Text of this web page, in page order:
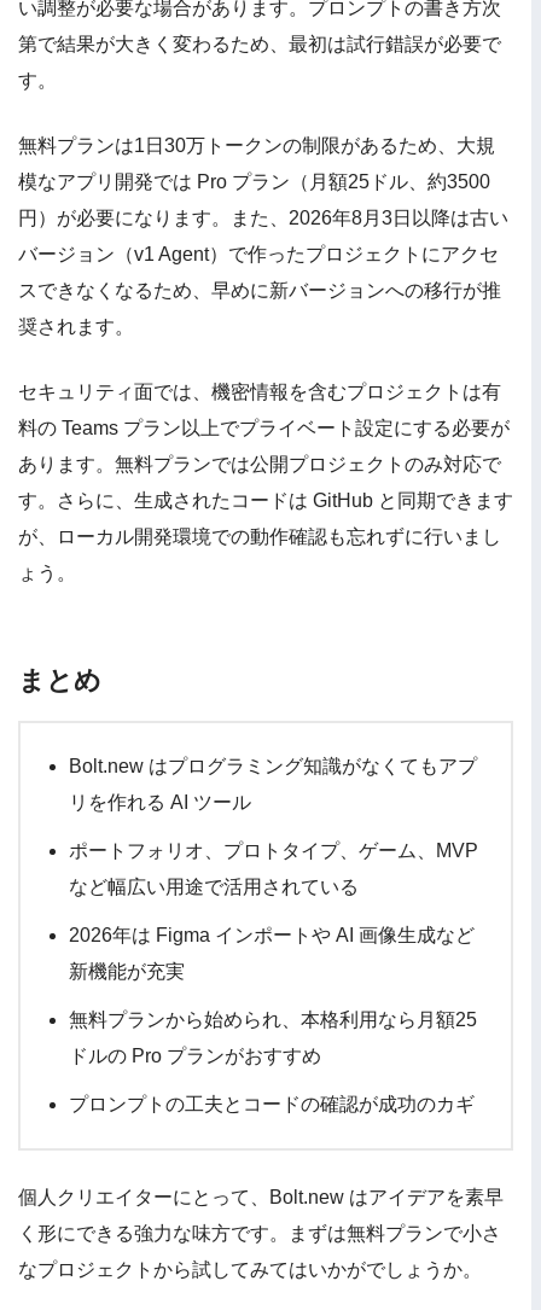
い調整が必要な場合があります。プロンプトの書き方次
第で結果が大きく変わるため、最初は試行錯誤が必要で
す。
無料プランは1日30万トークンの制限があるため、大規
模なアプリ開発では Pro プラン（月額25ドル、約3500
円）が必要になります。また、2026年8月3日以降は古い
バージョン（v1 Agent）で作ったプロジェクトにアクセ
スできなくなるため、早めに新バージョンへの移行が推
奨されます。
セキュリティ面では、機密情報を含むプロジェクトは有
料の Teams プラン以上でプライベート設定にする必要が
あります。無料プランでは公開プロジェクトのみ対応で
す。さらに、生成されたコードは GitHub と同期できます
が、ローカル開発環境での動作確認も忘れずに行いまし
ょう。
まとめ
Bolt.new はプログラミング知識がなくてもアプ
リを作れる AI ツール
ポートフォリオ、プロトタイプ、ゲーム、MVP
など幅広い用途で活用されている
2026年は Figma インポートや AI 画像生成など
新機能が充実
無料プランから始められ、本格利用なら月額25
ドルの Pro プランがおすすめ
プロンプトの工夫とコードの確認が成功のカギ
個人クリエイターにとって、Bolt.new はアイデアを素早
く形にできる強力な味方です。まずは無料プランで小さ
なプロジェクトから試してみてはいかがでしょうか。